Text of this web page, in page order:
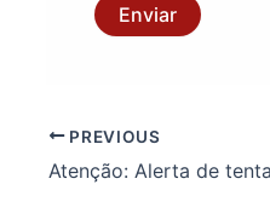
Enviar
PREVIOUS